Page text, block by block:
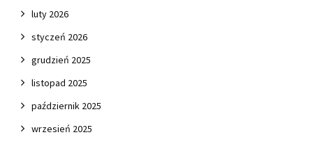
luty 2026
styczeń 2026
grudzień 2025
listopad 2025
październik 2025
wrzesień 2025